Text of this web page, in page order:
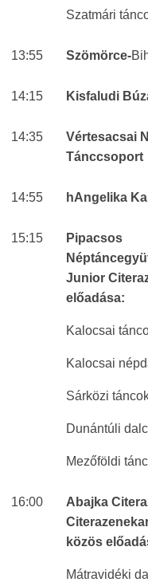
Szatmári
13:55 Szömörce-
14:15 Kisfaludi
14:35
Vértesacsai
Tánccsoport
14:55 hAngelika
15:15
Pipacsos
Junior
előadása:
Kalocsai
Kalocsai
Sárközi
Dunántúli
Mezőföldi
16:00
Abajka
közös
Mátravidéki